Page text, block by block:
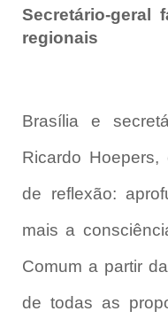
Secretário-geral
regionais
Brasília e
Ricardo
de reflexão:
mais a
Comum a partir
de todas as